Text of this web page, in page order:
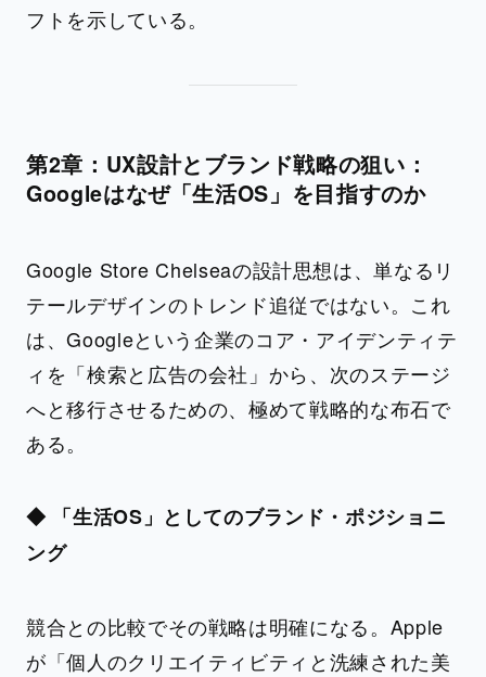
フトを示している。
第2章：UX設計とブランド戦略の狙い：
Googleはなぜ「生活OS」を目指すのか
Google Store Chelseaの設計思想は、単なるリ
テールデザインのトレンド追従ではない。これ
は、Googleという企業のコア・アイデンティテ
ィを「検索と広告の会社」から、次のステージ
へと移行させるための、極めて戦略的な布石で
ある。
◆ 「生活OS」としてのブランド・ポジショニ
ング
競合との比較でその戦略は明確になる。Apple
が「個人のクリエイティビティと洗練された美